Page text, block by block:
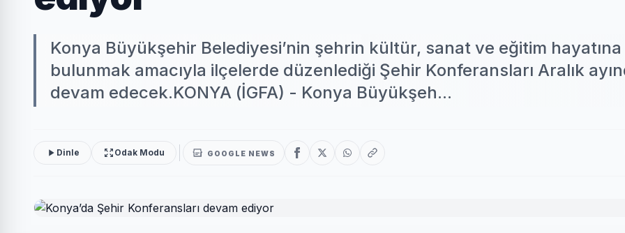
Konya Büyükşehir Belediyesi’nin şehrin kültür, sanat ve eğitim hayatına
bulunmak amacıyla ilçelerde düzenlediği Şehir Konferansları Aralık
devam edecek.KONYA (İGFA) - Konya Büyükşeh...
Dinle Odak Modu GOOGLE NEWS